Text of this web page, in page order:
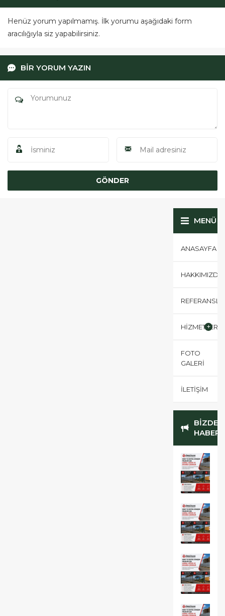
Henüz yorum yapılmamış. İlk yorumu aşağıdaki form
aracılığıyla siz yapabilirsiniz.
BİR YORUM YAZIN
MENÜ
ANASAYFA
HAKKIMIZDA
FOTO
GALERİ
İLETİŞİM
BİZDEN